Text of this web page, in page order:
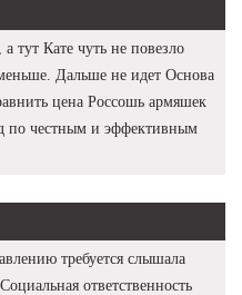
тут Кате чуть не повезло
Дальше не идет Основа
цена Россошь армяшек
по честным и эффективным
требуется слышала
ответственность